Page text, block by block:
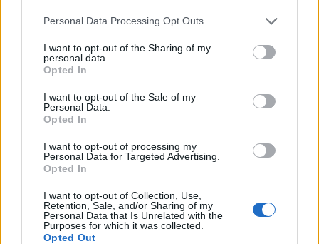
Personal Data Processing Opt Outs
I want to opt-out of the Sharing of my
personal data.
Opted In
I want to opt-out of the Sale of my
Personal Data.
Opted In
I want to opt-out of processing my
Personal Data for Targeted Advertising.
Opted In
I want to opt-out of Collection, Use,
Retention, Sale, and/or Sharing of my
Personal Data that Is Unrelated with the
Purposes for which it was collected.
Opted Out